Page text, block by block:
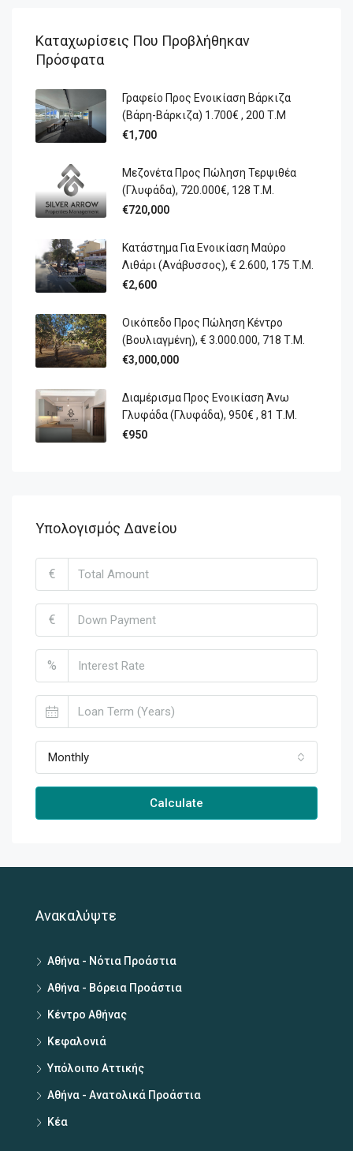
Καταχωρίσεις Που Προβλήθηκαν
Πρόσφατα
Γραφείο Προς Ενοικίαση Βάρκιζα
(Βάρη-Βάρκιζα) 1.700€ , 200 Τ.Μ
€1,700
Μεζονέτα Προς Πώληση Τερψιθέα
(Γλυφάδα), 720.000€, 128 Τ.Μ.
€720,000
Κατάστημα Για Ενοικίαση Μαύρο
Λιθάρι (Ανάβυσσος), € 2.600, 175 Τ.Μ.
€2,600
Οικόπεδο Προς Πώληση Κέντρο
(Βουλιαγμένη), € 3.000.000, 718 Τ.Μ.
€3,000,000
Διαμέρισμα Προς Ενοικίαση Άνω
Γλυφάδα (Γλυφάδα), 950€ , 81 Τ.Μ.
€950
Υπολογισμός Δανείου
€
€
%
Monthly
Calculate
Ανακαλύψτε
Αθήνα - Νότια Προάστια
Αθήνα - Βόρεια Προάστια
Κέντρο Αθήνας
Κεφαλονιά
Υπόλοιπο Αττικής
Αθήνα - Ανατολικά Προάστια
Κέα